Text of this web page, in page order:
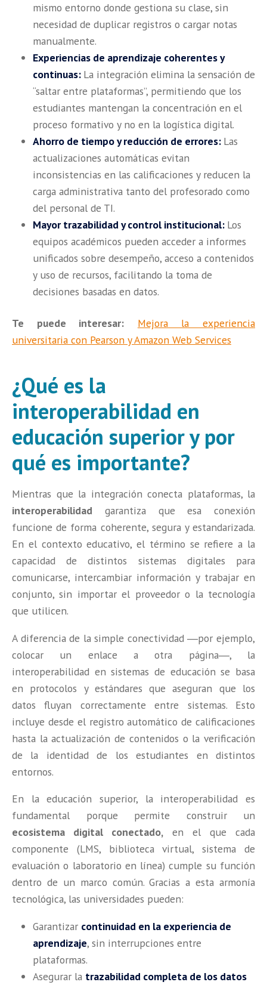
mismo entorno donde gestiona su clase, sin
necesidad de duplicar registros o cargar notas
manualmente.
Experiencias de aprendizaje coherentes y
continuas: La integración elimina la sensación de
“saltar entre plataformas”, permitiendo que los
estudiantes mantengan la concentración en el
proceso formativo y no en la logística digital.
Ahorro de tiempo y reducción de errores: Las
actualizaciones automáticas evitan
inconsistencias en las calificaciones y reducen la
carga administrativa tanto del profesorado como
del personal de TI.
Mayor trazabilidad y control institucional: Los
equipos académicos pueden acceder a informes
unificados sobre desempeño, acceso a contenidos
y uso de recursos, facilitando la toma de
decisiones basadas en datos.
Te puede interesar:
Mejora la experiencia
universitaria con Pearson y Amazon Web Services
¿Qué es la
interoperabilidad en
educación superior y por
qué es importante?
Mientras que la integración conecta plataformas, la
interoperabilidad garantiza que esa conexión
funcione de forma coherente, segura y estandarizada.
En el contexto educativo, el término se refiere a la
capacidad de distintos sistemas digitales para
comunicarse, intercambiar información y trabajar en
conjunto, sin importar el proveedor o la tecnología
que utilicen.
A diferencia de la simple conectividad ―por ejemplo,
colocar un enlace a otra página―, la
interoperabilidad en sistemas de educación se basa
en protocolos y estándares que aseguran que los
datos fluyan correctamente entre sistemas. Esto
incluye desde el registro automático de calificaciones
hasta la actualización de contenidos o la verificación
de la identidad de los estudiantes en distintos
entornos.
En la educación superior, la interoperabilidad es
fundamental porque permite construir un
ecosistema digital conectado, en el que cada
componente (LMS, biblioteca virtual, sistema de
evaluación o laboratorio en línea) cumple su función
dentro de un marco común. Gracias a esta armonía
tecnológica, las universidades pueden:
Garantizar continuidad en la experiencia de
aprendizaje, sin interrupciones entre
plataformas.
Asegurar la trazabilidad completa de los datos